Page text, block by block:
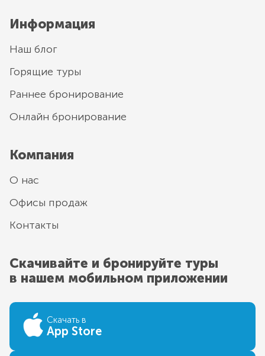
Информация
Наш блог
Горящие туры
Раннее бронирование
Онлайн бронирование
Компания
О нас
Офисы продаж
Контакты
Скачивайте и бронируйте туры
в нашем мобильном приложении
Скачать в
App Store